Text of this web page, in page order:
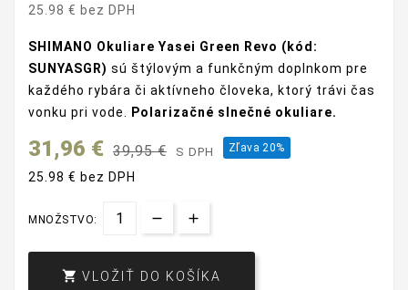
25.98 € bez DPH
SHIMANO Okuliare Yasei Green Revo (kód:
SUNYASGR) sú štýlovým a funkčným doplnkom pre
každého rybára či aktívneho človeka, ktorý trávi čas
vonku pri vode.
Polarizačné slnečné okuliare.
31,96 € 39,95 € S DPH Zľava 20%
25.98 € bez DPH
MNOŽSTVO:
 VLOŽIŤ DO KOŠÍKA